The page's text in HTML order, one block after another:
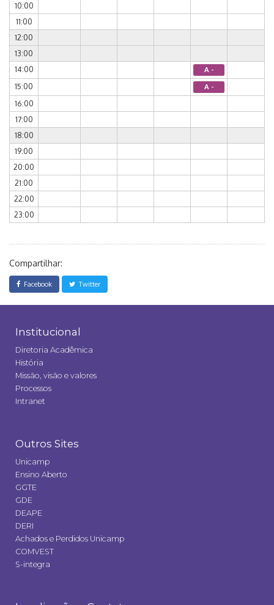
10:00
11:00
12:00
13:00
14:00
A -
15:00 A -
16:00
17:00
18:00
19:00
20:00
21:00
22:00
23:00
Compartilhar:
Facebook Twitter
Institucional
Diretoria Acadêmica
História
Missão, visão e valores
Processos
Intranet
Outros Sites
Unicamp
Ensino Aberto
GGTE
GDE
DEAPE
DERI
Achados e Perdidos Unicamp
COMVEST
S-integra